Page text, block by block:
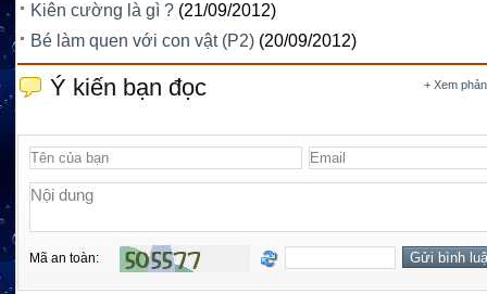
Kiên cường là gì ? (21/09/2012)
Bé làm quen với con vật (P2) (20/09/2012)
+ Xem
Ý kiến bạn đọc
Mã an toàn: